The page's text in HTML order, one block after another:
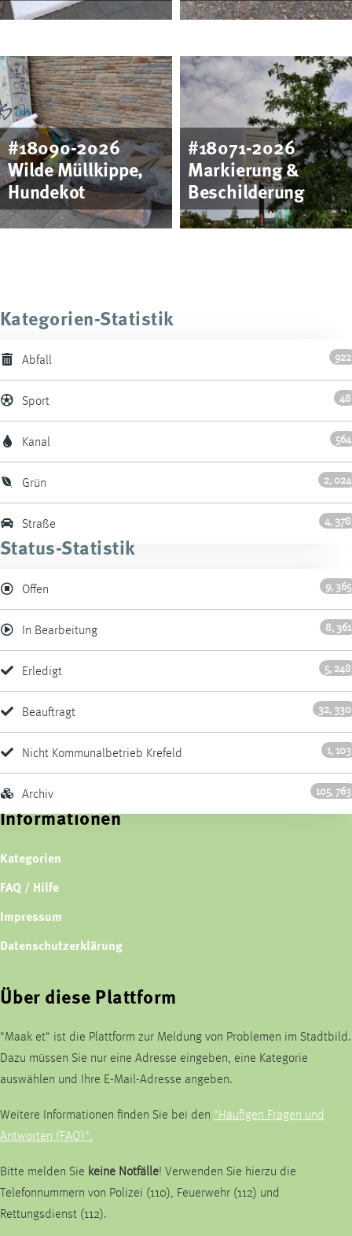
Foto
#18090-2026
Wilde Müllkippe,
Hundekot
Foto
#18071-2026
Markierung &
Beschilderung
Kategorien-Statistik
Abfall 922
Sport 48
Kanal 564
Grün 2, 024
Straße 4, 378
Status-Statistik
Offen 9, 365
In Bearbeitung 8, 361
Erledigt 5, 248
Beauftragt 32, 330
Nicht Kommunalbetrieb Krefeld 1, 103
Archiv 105, 763
Informationen
Kategorien
FAQ / Hilfe
Impressum
Datenschutzerklärung
Über diese Plattform
"Maak et" ist die Plattform zur Meldung von Problemen im Stadtbild.
Dazu müssen Sie nur eine Adresse eingeben, eine Kategorie
auswählen und Ihre E-Mail-Adresse angeben.
Weitere Informationen finden Sie bei den "Häufigen Fragen und
Antworten (FAQ)".
Bitte melden Sie keine Notfälle! Verwenden Sie hierzu die
Telefonnummern von Polizei (110), Feuerwehr (112) und
Rettungsdienst (112).